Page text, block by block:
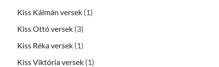
Kiss Kálmán versek (1)
Kiss Ottó versek (3)
Kiss Réka versek (1)
Kiss Viktória versek (1)